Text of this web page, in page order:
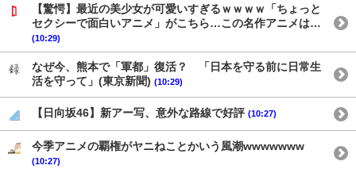
【驚愕】最近の美少女が可愛いすぎるｗｗｗｗ「ちょっと
セクシーで面白いアニメ」がこちら…この名作アニメは…
(10:29)
なぜ今、熊本で「軍都」復活？ 「日本を守る前に日常生
活を守って」(東京新聞) (10:29)
【日向坂46】新アー写、意外な路線で好評 (10:27)
今季アニメの覇権がヤニねことかいう風潮wwwwwww
(10:27)